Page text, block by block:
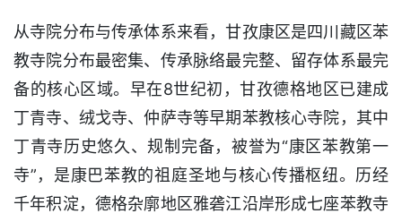
从寺院分布与传承体系来看，甘孜康区是四川藏区苯
教寺院分布最密集、传承脉络最完整、留存体系最完
备的核心区域。早在8世纪初，甘孜德格地区已建成
丁青寺、绒戈寺、仲萨寺等早期苯教核心寺院，其中
丁青寺历史悠久、规制完备，被誉为“康区苯教第一
寺”，是康巴苯教的祖庭圣地与核心传播枢纽。历经
千年积淀，德格杂廓地区雅砻江沿岸形成七座苯教寺